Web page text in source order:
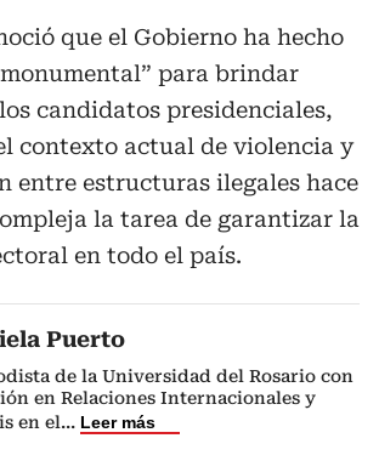
que el Gobierno ha hecho
para brindar
candidatos presidenciales,
contexto actual de violencia y
entre estructuras ilegales hace
la tarea de garantizar la
en todo el país.
Puerto
de la Universidad del Rosario con
en Relaciones Internacionales y
en el... Leer más